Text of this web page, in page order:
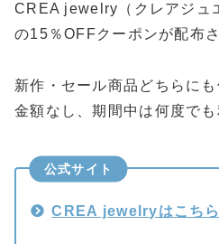
CREA jewelry（クレアジュ
の15％OFFクーポンが配布
新作・セール商品どちらに
金額なし、期間中は何度でも
公式サイト
CREA jewelryはこちら